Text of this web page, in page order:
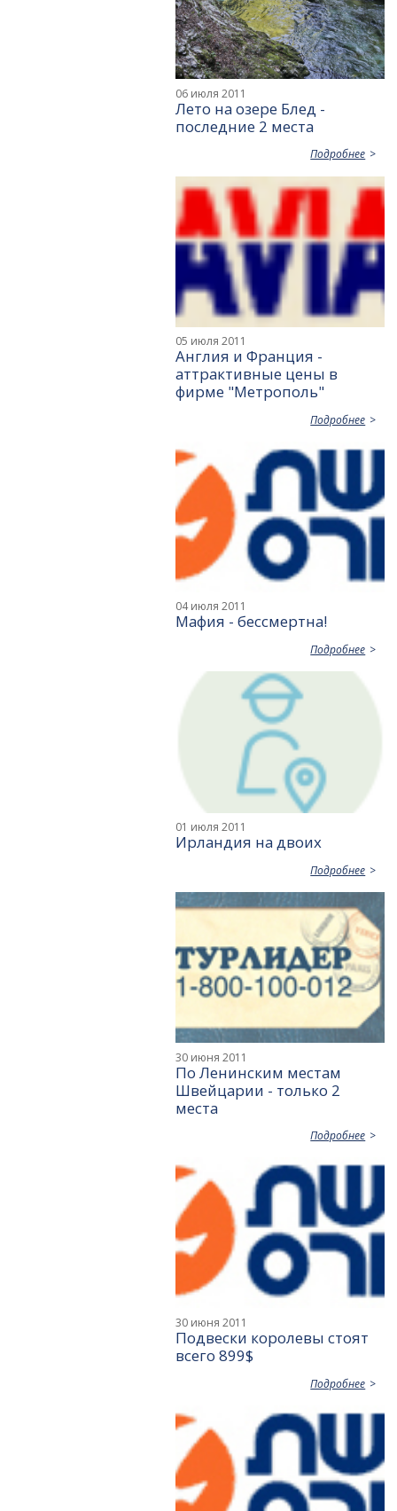
06 июля 2011
Лето на озере Блед -
последние 2 места
Подробнее
05 июля 2011
Англия и Франция -
аттрактивные цены в
фирме "Метрополь"
Подробнее
04 июля 2011
Мафия - бессмертна!
Подробнее
01 июля 2011
Ирландия на двоих
Подробнее
30 июня 2011
По Ленинским местам
Швейцарии - только 2
места
Подробнее
30 июня 2011
Подвески королевы стоят
всего 899$
Подробнее